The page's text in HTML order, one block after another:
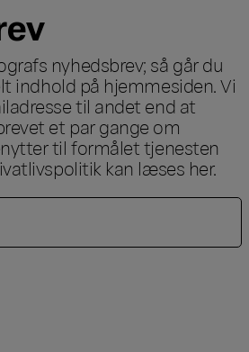
nyhedsbrev; så går du
indhold på hjemmesiden. Vi
til andet end at
et par gange om
til formålet tjenesten
kan læses her.